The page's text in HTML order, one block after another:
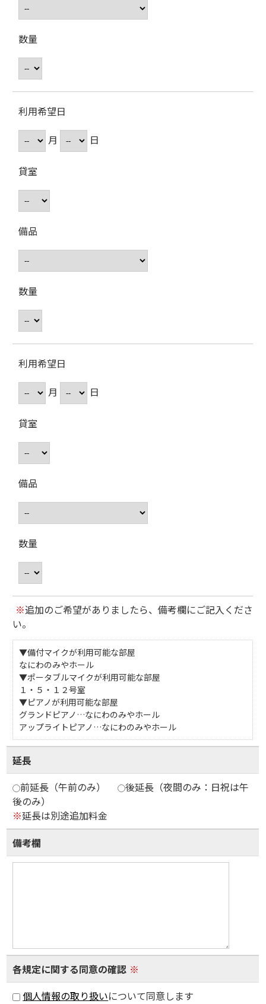
数量
利用希望日
月
日
貸室
備品
数量
利用希望日
月
日
貸室
備品
数量
※追加のご希望がありましたら、備考欄にご記入くださ
い。
▼備付マイクが利用可能な部屋
なにわのみやホール
▼ポータブルマイクが利用可能な部屋
１・５・１２号室
▼ピアノが利用可能な部屋
グランドピアノ…なにわのみやホール
アップライトピアノ…なにわのみやホール
延長
前延長（午前のみ）
後延長（夜間のみ：日祝は午
後のみ）
※延長は別途追加料金
備考欄
各規定に関する同意の確認 ※
個人情報の取り扱いについて同意します